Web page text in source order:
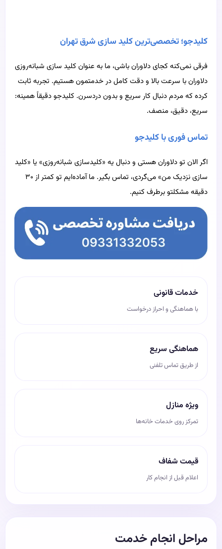
کلیدجو؛ تخصصی‌ترین کلید سازی شرق تهران
فرقی نمی‌کنه کجای دلاوران باشی، ما به عنوان کلید سازی شبانه‌روزی
دلاوران با سرعت بالا و دقت کامل در خدمتمون هستیم. تجربه ثابت
کرده که مردم دنبال کار سریع و بدون دردسرن. کلیدجو دقیقاً همینه:
سریع، دقیق، منصف.
تماس فوری با کلیدجو
اگر الان تو دلاوران هستی و دنبال یه «کلیدسازی شبانه‌روزی» یا «کلید
سازی نزدیک من» می‌گردی، تماس بگیر. ما آماده‌ایم تو کمتر از ۳۰
دقیقه مشکلتو برطرف کنیم.
خدمات قانونی
با هماهنگی و احراز درخواست
هماهنگی سریع
از طریق تماس تلفنی
ویژه منازل
تمرکز روی خدمات خانه‌ها
قیمت شفاف
اعلام قبل از انجام کار
مراحل انجام خدمت